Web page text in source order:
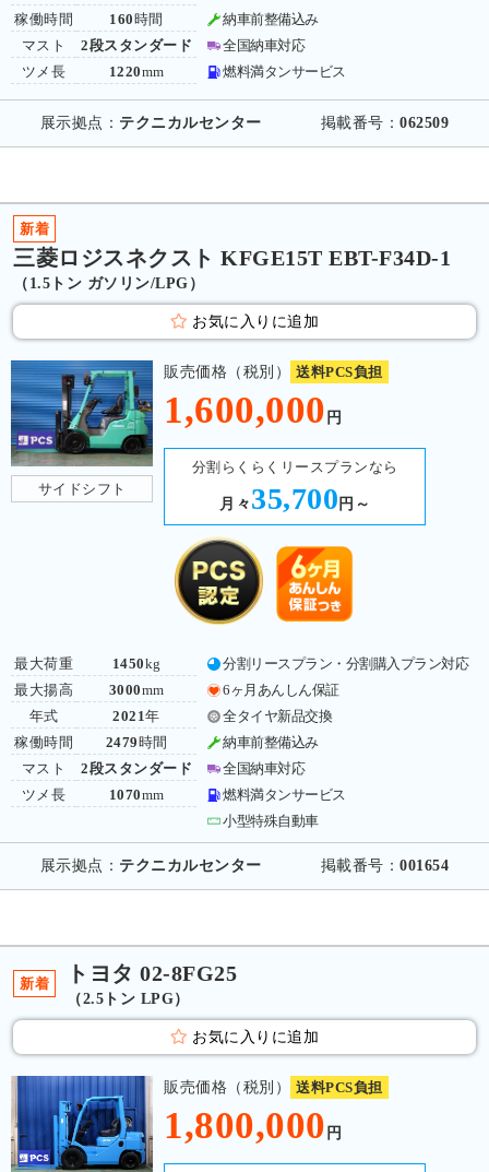
稼働時間
マスト
ツメ長
160 時間
2段スタンダード
1220mm
納車前整備込み
全国納車対応
燃料満タンサービス
展示拠点： テクニカルセンター 掲載番号：062509
新着
三菱ロジスネクスト KFGE15T EBT-F34D-1
（1.5トン ガソリン/LPG）
お気に入りに追加
サイドシフト
販売価格（税別） 送料PCS負担
1,600,000 円
分割らくらくリースプランなら
月々 35,700 円～
最大荷重
最大揚高
年式
稼働時間
マスト
ツメ長
1450kg
3000mm
2021年
2479 時間
2段スタンダード
1070mm
分割リースプラン・分割購入プラン対応
6ヶ月あんしん保証
全タイヤ新品交換
納車前整備込み
全国納車対応
燃料満タンサービス
小型特殊自動車
展示拠点： テクニカルセンター 掲載番号：001654
新着 トヨタ 02-8FG25
（2.5トン LPG）
お気に入りに追加
販売価格（税別） 送料PCS負担
1,800,000 円